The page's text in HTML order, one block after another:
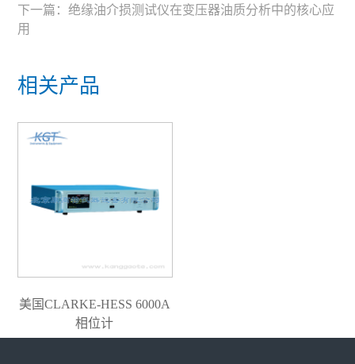
下一篇：绝缘油介损测试仪在变压器油质分析中的核心应
用
相关产品
美国CLARKE-HESS 6000A
相位计